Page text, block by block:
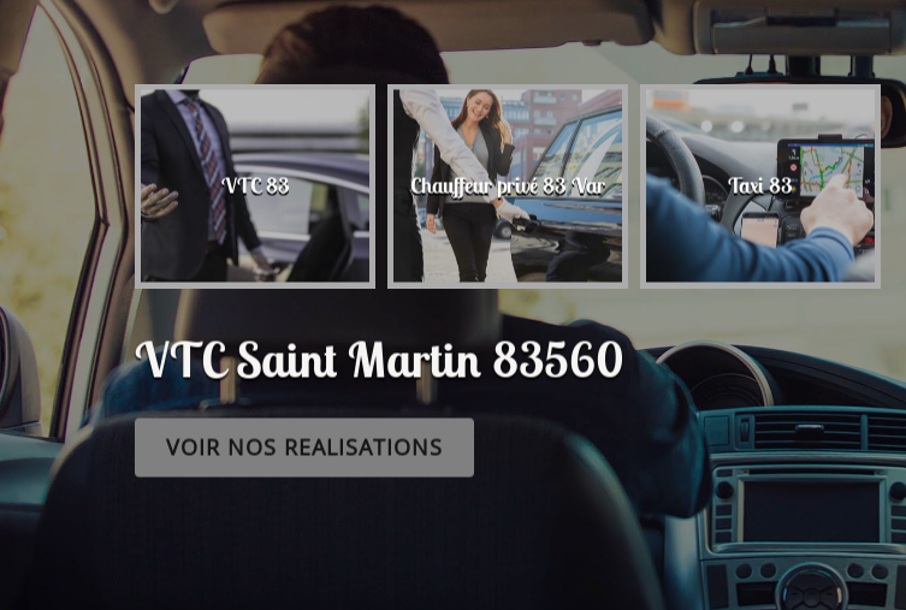
83 VTC 83 Chauffeur privé 83 Var Taxi 83
VTC Saint Martin 83560
VOIR NOS REALISATIONS